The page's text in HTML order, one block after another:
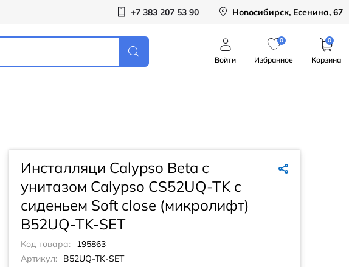
+7 383 207 53 90 Новосибирск, Есенина, 67
Войти
0
Избранное
0
Корзина
Инсталляци Calypso Beta с
унитазом Calypso CS52UQ-TK c
сиденьем Soft close (микролифт)
B52UQ-TK-SET
Код товара:
195863
Артикул:
B52UQ-TK-SET